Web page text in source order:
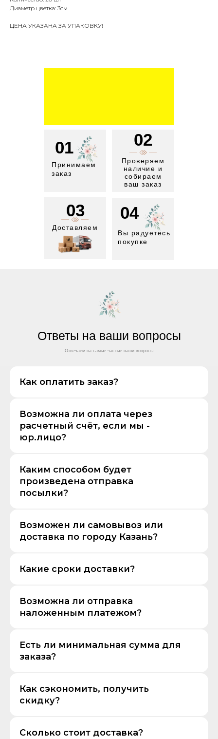
Диаметр цветка: 3см
ЦЕНА УКАЗАНА ЗА УПАКОВКУ!
01
Принимаем
заказ
02
Проверяем
наличие и
собираем
ваш заказ
03
Доставляем
04
Вы радуетесь
покупке
Ответы на ваши вопросы
Отвечаем на самые частые ваши вопросы
Как оплатить заказ?
Возможна ли оплата через
расчетный счёт, если мы -
юр.лицо?
Каким способом будет
произведена отправка
посылки?
Возможен ли самовывоз или
доставка по городу Казань?
Какие сроки доставки?
Возможна ли отправка
наложенным платежом?
Есть ли минимальная сумма для
заказа?
Как сэкономить, получить
скидку?
Сколько стоит доставка?